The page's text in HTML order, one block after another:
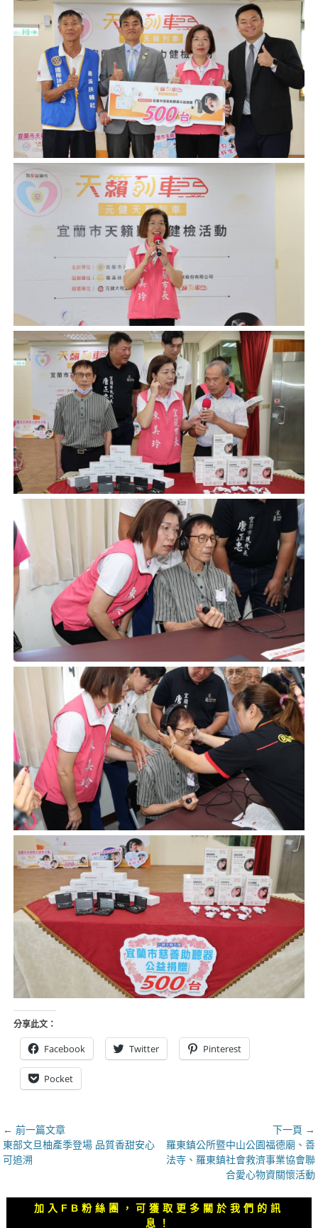
分享此文：
Facebook Twitter Pinterest
Pocket
文
章
導
← 前一篇文章
上
一
東部文旦柚產季登場 品質香甜安心
可追溯
下一頁 →
下
一
章：
羅東鎮公所暨中山公園福德廟、善
法寺、羅東鎮社會救濟事業協會聯
合愛心物資關懷活動
加入FB粉絲團，可獲取更多關於我們的訊
息！